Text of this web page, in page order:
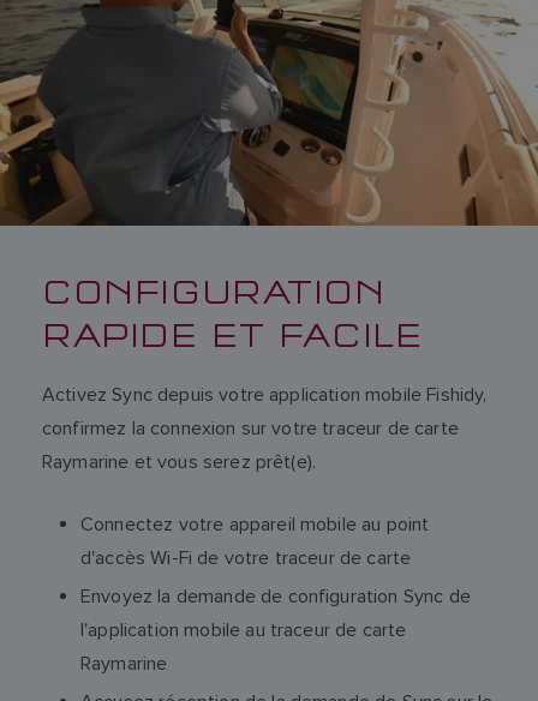
CONFIGURATION
RAPIDE ET FACILE
Activez Sync depuis votre application mobile Fishidy,
confirmez la connexion sur votre traceur de carte
Raymarine et vous serez prêt(e).
Connectez votre appareil mobile au point
d'accès Wi-Fi de votre traceur de carte
Envoyez la demande de configuration Sync de
l'application mobile au traceur de carte
Raymarine